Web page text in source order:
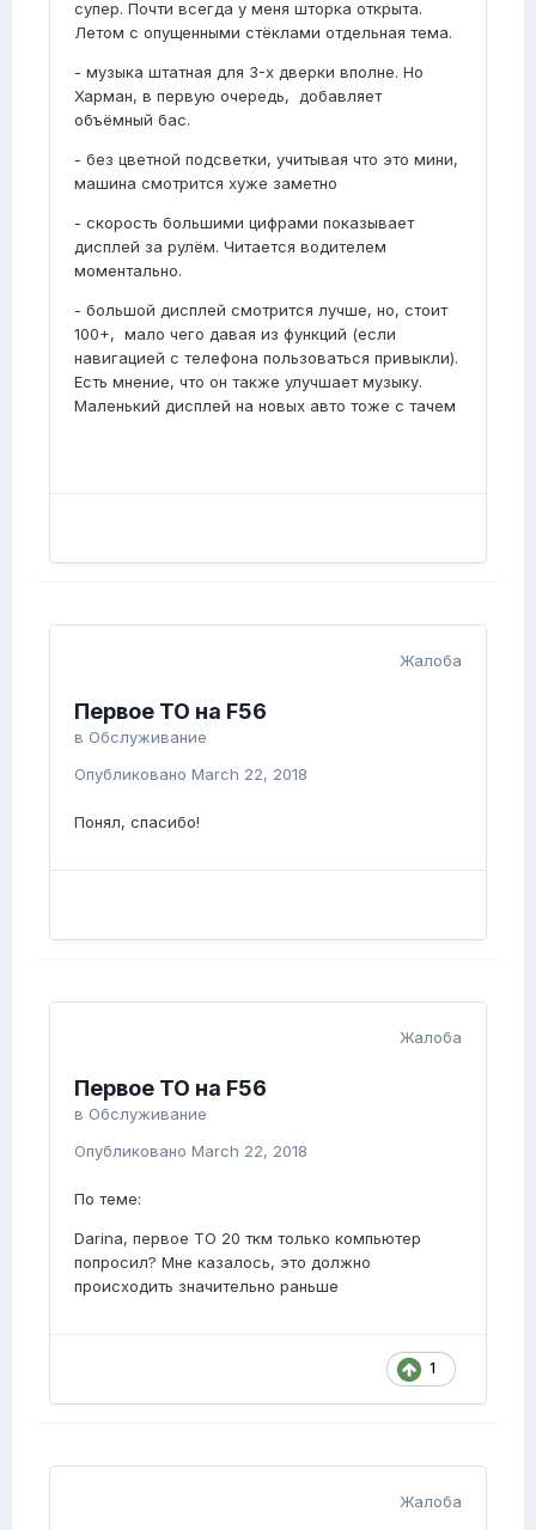
супер. Почти всегда у меня шторка открыта.
Летом с опущенными стёклами отдельная тема.
- музыка штатная для 3-х дверки вполне. Но
Харман, в первую очередь, добавляет
объёмный бас.
- без цветной подсветки, учитывая что это мини,
машина смотрится хуже заметно
- скорость большими цифрами показывает
дисплей за рулём. Читается водителем
моментально.
- большой дисплей смотрится лучше, но, стоит
100+, мало чего давая из функций (если
навигацией с телефона пользоваться привыкли).
Есть мнение, что он также улучшает музыку.
Маленький дисплей на новых авто тоже с тачем
Жалоба
Первое ТО на F56
в Обслуживание
Опубликовано March 22, 2018
Понял, спасибо!
Жалоба
Первое ТО на F56
в Обслуживание
Опубликовано March 22, 2018
По теме:
Darina, первое ТО 20 ткм только компьютер
попросил? Мне казалось, это должно
происходить значительно раньше
1
Жалоба